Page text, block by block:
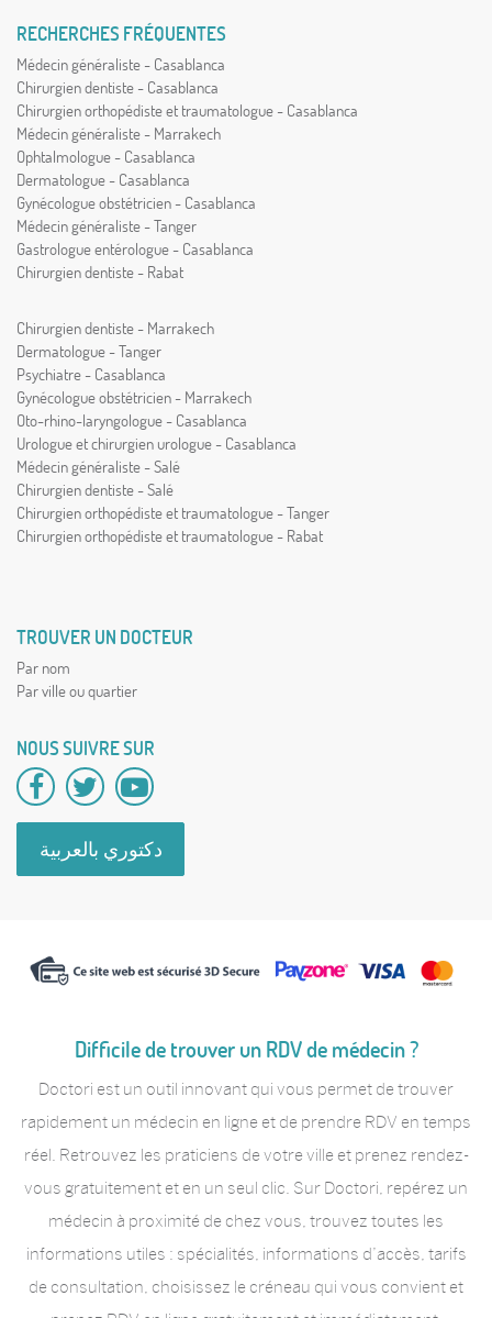
RECHERCHES FRÉQUENTES
Médecin généraliste - Casablanca
Chirurgien dentiste - Casablanca
Chirurgien orthopédiste et traumatologue - Casablanca
Médecin généraliste - Marrakech
Ophtalmologue - Casablanca
Dermatologue - Casablanca
Gynécologue obstétricien - Casablanca
Médecin généraliste - Tanger
Gastrologue entérologue - Casablanca
Chirurgien dentiste - Rabat
Chirurgien dentiste - Marrakech
Dermatologue - Tanger
Psychiatre - Casablanca
Gynécologue obstétricien - Marrakech
Oto-rhino-laryngologue - Casablanca
Urologue et chirurgien urologue - Casablanca
Médecin généraliste - Salé
Chirurgien dentiste - Salé
Chirurgien orthopédiste et traumatologue - Tanger
Chirurgien orthopédiste et traumatologue - Rabat
TROUVER UN DOCTEUR
Par nom
Par ville ou quartier
NOUS SUIVRE SUR
دكتوري بالعربية
Difficile de trouver un RDV de médecin ?
Doctori est un outil innovant qui vous permet de trouver
rapidement un médecin en ligne et de prendre RDV en temps
réel. Retrouvez les praticiens de votre ville et prenez rendez-
vous gratuitement et en un seul clic. Sur Doctori, repérez un
médecin à proximité de chez vous, trouvez toutes les
informations utiles : spécialités, informations d’accès, tarifs
de consultation, choisissez le créneau qui vous convient et